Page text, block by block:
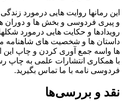
این رمانها روایت هایی درمورد
و پیری فردوسی و بخش ها و دوران
رویدادها و حکایت هایی درمورد
داستان ها و شخصیت های شاهنامه
ها واسه جمع آوری کردن و چاپ این
با همکاری انتشارات علمی به چاپ
فردوسی نامه با ما تماس بگیرید.
نقد و بررسی‌ها